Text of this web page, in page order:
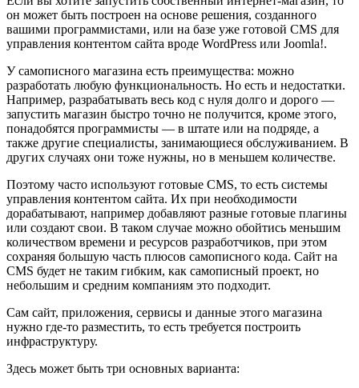
он может быть построен на основе решения, созданного
вашими программистами, или на базе уже готовой CMS для
управления контентом сайта вроде WordPress или Joomla!.
У самописного магазина есть преимущества: можно
разработать любую функциональность. Но есть и недостатки.
Например, разрабатывать весь код с нуля долго и дорого —
запустить магазин быстро точно не получится, кроме этого,
понадобятся программисты — в штате или на подряде, а
также другие специалисты, занимающиеся обслуживанием. В
других случаях они тоже нужны, но в меньшем количестве.
Поэтому часто используют готовые CMS, то есть системы
управления контентом сайта. Их при необходимости
дорабатывают, например добавляют разные готовые плагины
или создают свои. В таком случае можно обойтись меньшим
количеством времени и ресурсов разработчиков, при этом
сохраняя большую часть плюсов самописного кода. Сайт на
CMS будет не таким гибким, как самописный проект, но
небольшим и средним компаниям это подходит.
Сам сайт, приложения, сервисы и данные этого магазина
нужно где-то разместить, то есть требуется построить
инфраструктуру.
Здесь может быть три основных варианта: